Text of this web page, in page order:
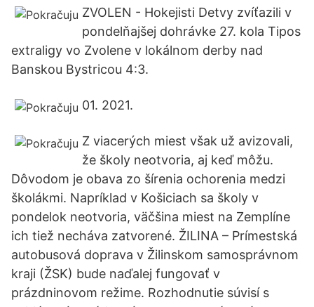
ZVOLEN - Hokejisti Detvy zvíťazili v
pondelňajšej dohrávke 27. kola Tipos
extraligy vo Zvolene v lokálnom derby nad
Banskou Bystricou 4:3.
01. 2021.
Z viacerých miest však už avizovali,
že školy neotvoria, aj keď môžu.
Dôvodom je obava zo šírenia ochorenia medzi
školákmi. Napríklad v Košiciach sa školy v
pondelok neotvoria, väčšina miest na Zemplíne
ich tiež necháva zatvorené. ŽILINA – Prímestská
autobusová doprava v Žilinskom samosprávnom
kraji (ŽSK) bude naďalej fungovať v
prázdninovom režime. Rozhodnutie súvisí s